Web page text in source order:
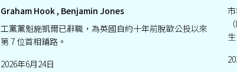
Graham Hook , Benjamin Jones
工黨黨魁施凱爾已辭職，為英國自約十年前脫歐公投以來
第 7 位首相鋪路。
2026年6月24日
生